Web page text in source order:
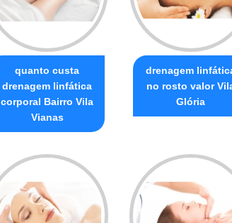
quanto custa
drenagem linfática
corporal Bairro Vila
Vianas
drenagem
no rosto valor
Glória